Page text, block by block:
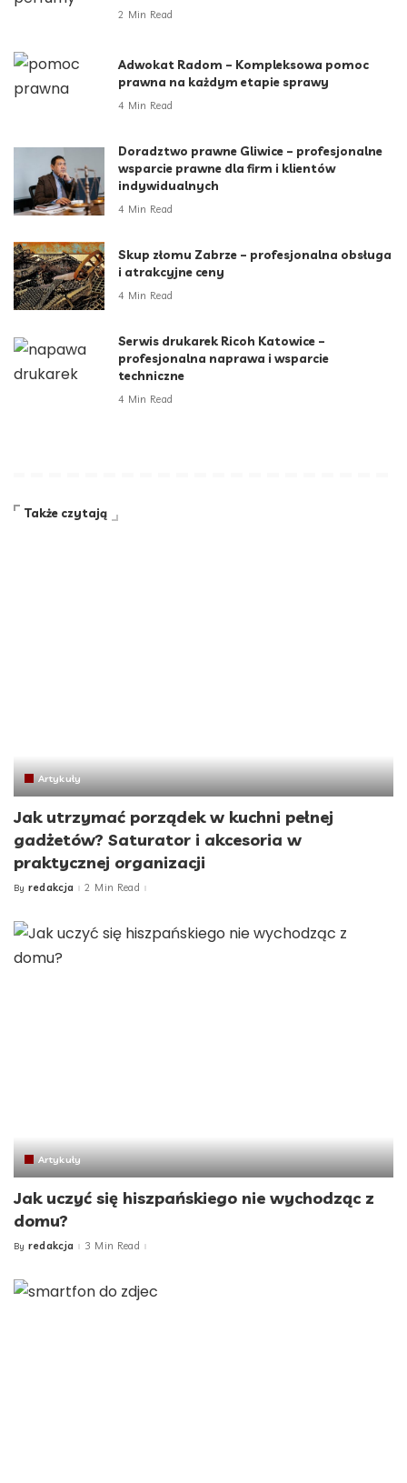
2 Min Read
Adwokat Radom – Kompleksowa pomoc
prawna na każdym etapie sprawy
4 Min Read
Doradztwo prawne Gliwice – profesjonalne
wsparcie prawne dla firm i klientów
indywidualnych
4 Min Read
Skup złomu Zabrze – profesjonalna obsługa
i atrakcyjne ceny
4 Min Read
Serwis drukarek Ricoh Katowice –
profesjonalna naprawa i wsparcie
techniczne
4 Min Read
Także czytają
Artykuły
Jak utrzymać porządek w kuchni pełnej
gadżetów? Saturator i akcesoria w
praktycznej organizacji
Posted
By redakcja 2 Min Read
Artykuły
Jak uczyć się hiszpańskiego nie wychodząc z
domu?
Posted
By redakcja 3 Min Read